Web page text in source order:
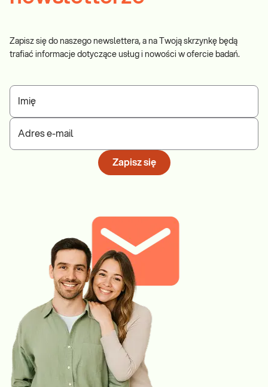
Zapisz się do naszego newslettera, a na Twoją skrzynkę będą
trafiać informacje dotyczące usług i nowości w ofercie badań.
Imię
Adres e-mail
Zapisz się